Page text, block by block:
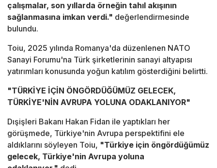
çalışmalar, son yıllarda örneğin tahıl akışının
sağlanmasına imkan verdi." değerlendirmesinde
bulundu.
Toiu, 2025 yılında Romanya'da düzenlenen NATO
Sanayi Forumu'na Türk şirketlerinin sanayi altyapısı
yatırımları konusunda yoğun katılım gösterdiğini belirtti.
"TÜRKİYE İÇİN ÖNGÖRDÜĞÜMÜZ GELECEK,
TÜRKİYE'NİN AVRUPA YOLUNA ODAKLANIYOR"
Dışişleri Bakanı Hakan Fidan ile yaptıkları her
görüşmede, Türkiye'nin Avrupa perspektifini ele
aldıklarını söyleyen Toiu, "Türkiye için öngördüğümüz
gelecek, Türkiye'nin Avrupa yoluna